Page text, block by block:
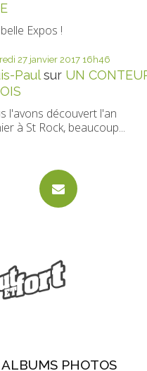
Expos !
27 janvier 2017 16h46
Paulsur UN
l'avons découvert l'an
à St Rock, beaucoup...
ALBUMS PHOTOS